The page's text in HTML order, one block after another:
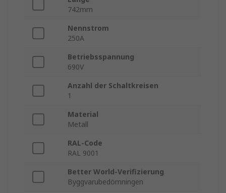
742mm
Nennstrom
250A
Betriebsspannung
690V
Anzahl der Schaltkreisen
1
Material
Metall
RAL-Code
RAL 9001
Better World-Verifizierung
Byggvarubedömningen